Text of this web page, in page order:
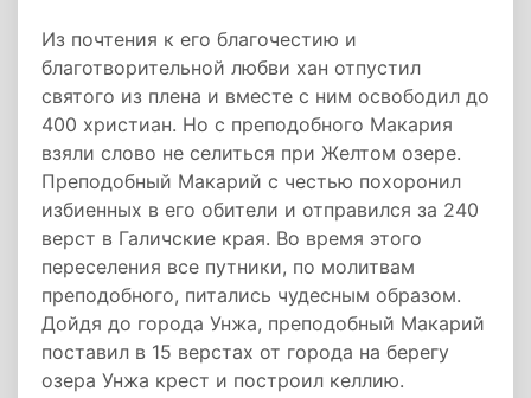
Из почтения к его благочестию и
благотворительной любви хан отпустил
святого из плена и вместе с ним освободил до
400 христиан. Но с преподобного Макария
взяли слово не селиться при Желтом озере.
Преподобный Макарий с честью похоронил
избиенных в его обители и отправился за 240
верст в Галичские края. Во время этого
переселения все путники, по молитвам
преподобного, питались чудесным образом.
Дойдя до города Унжа, преподобный Макарий
поставил в 15 верстах от города на берегу
озера Унжа крест и построил келлию.